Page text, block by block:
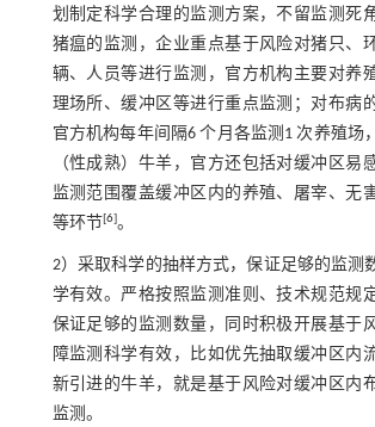
划制定科学合理的监测方案，不留监测死
猪瘟的监测，企业重点基于风险对猪只、
辆、人员等进行监测，官方机构主要对养
理场所、缓冲区等进行重点监测；对布病
官方机构每年间隔6 个月各监测1 次养殖场
（性成熟）牛羊，官方还包括对缓冲区易
监测范围覆盖缓冲区内的养殖、屠宰、无
等环节[6]。
2）采取科学的抽样方式，保证足够的监测
学有效。严格按照监测准则、技术规范规
保证足够的监测数量，同时积极开展基于
障监测科学有效，比如优先抽取缓冲区内
新引进的牛羊，就是基于风险对缓冲区内
监测。